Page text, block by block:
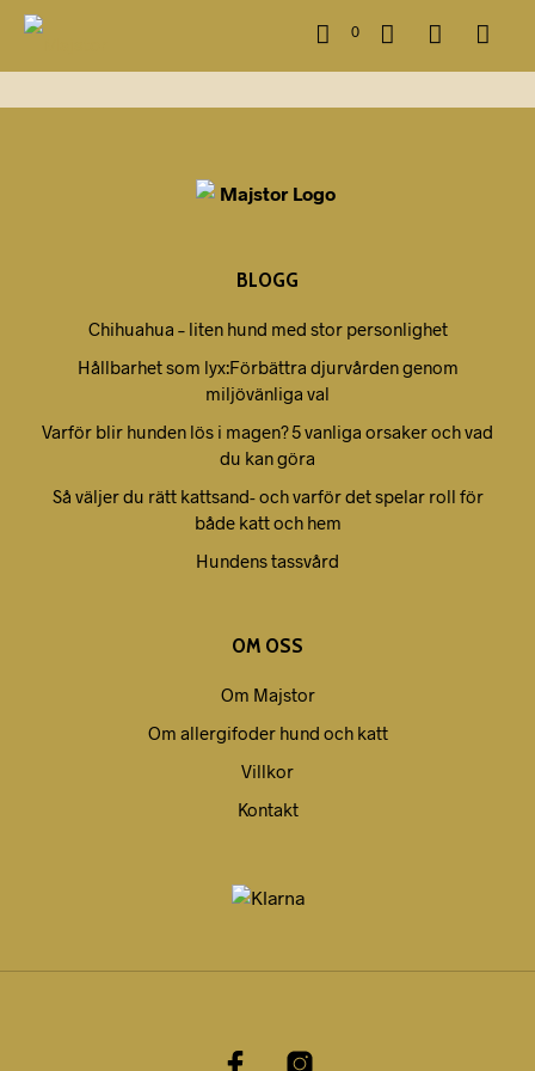
0
BLOGG
Chihuahua – liten hund med stor personlighet
Hållbarhet som lyx:Förbättra djurvården genom
miljövänliga val
Varför blir hunden lös i magen? 5 vanliga orsaker och vad
du kan göra
Så väljer du rätt kattsand- och varför det spelar roll för
både katt och hem
Hundens tassvård
OM OSS
Om Majstor
Om allergifoder hund och katt
Villkor
Kontakt